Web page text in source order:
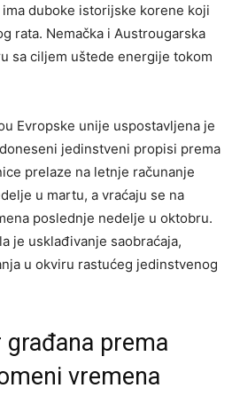
ima duboke istorijske korene koji
rata. Nemačka i Austrougarska
sa ciljem uštede energije tokom
Evropske unije uspostavljena je
jedinstveni propisi prema
prelaze na letnje računanje
u martu, a vraćaju se na
poslednje nedelje u oktobru.
je usklađivanje saobraćaja,
u okviru rastućeg jedinstvenog
prema
vremena